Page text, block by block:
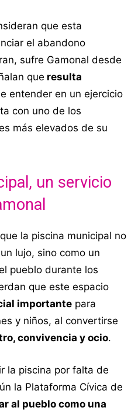
que esta
el abandono
sufre Gamonal desde
que resulta
entender en un ejercicio
con uno de los
más elevados de su
un servicio
la piscina municipal no
lujo, sino como un
pueblo durante los
que este espacio
importante para
y niños, al convertirse
convivencia y ocio.
la piscina por falta de
la Plataforma Cívica de
al pueblo como una